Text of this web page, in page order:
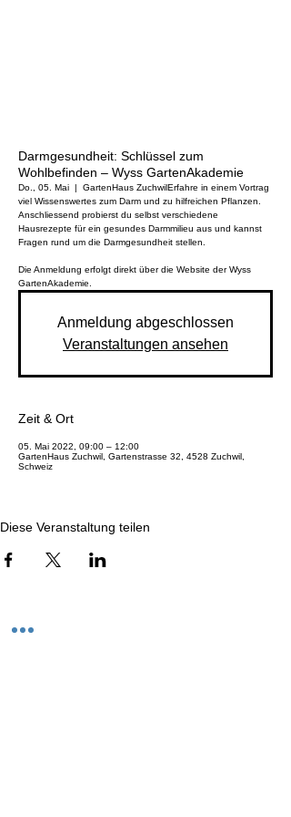
Darmgesundheit: Schlüssel zum
Wohlbefinden – Wyss GartenAkademie
Do., 05. Mai
  |
GartenHaus ZuchwilErfahre in einem Vortrag
viel Wissenswertes zum Darm und zu hilfreichen Pflanzen.
Anschliessend probierst du selbst verschiedene
Hausrezepte für ein gesundes Darmmilieu aus und kannst
Fragen rund um die Darmgesundheit stellen.
Die Anmeldung erfolgt direkt über die Website der Wyss
GartenAkademie.
Anmeldung abgeschlossen
Veranstaltungen ansehen
Zeit & Ort
05. Mai 2022, 09:00 – 12:00
GartenHaus Zuchwil, Gartenstrasse 32, 4528 Zuchwil,
Schweiz
Diese Veranstaltung teilen
Zentrum für Naturmedizin